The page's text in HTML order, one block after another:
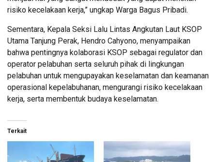
risiko kecelakaan kerja,” ungkap Warga Bagus Pribadi.
Sementara, Kepala Seksi Lalu Lintas Angkutan Laut KSOP
Utama Tanjung Perak, Hendro Cahyono, menyampaikan
bahwa pentingnya kolaborasi KSOP sebagai regulator dan
operator pelabuhan serta seluruh pihak di lingkungan
pelabuhan untuk mengupayakan keselamatan dan keamanan
operasional kepelabuhanan, mengurangi risiko kecelakaan
kerja, serta membentuk budaya keselamatan.
Terkait